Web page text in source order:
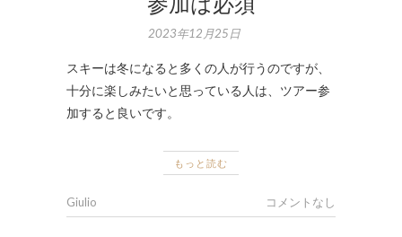
2023年12月25日
スキーは冬になると多くの人が行うのですが、
十分に楽しみたいと思っている人は、ツアー参
加すると良いです。
もっと読む
Giulio コメントなし